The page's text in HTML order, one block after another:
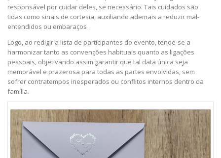
responsável por cuidar deles, se necessário. Tais cuidados são
tidas como sinais de cortesia, auxiliando ademais a reduzir mal-
entendidos ou embaraços ​.
Logo, ao redigir a lista de participantes do evento, tende-se a
harmonizar tanto as convenções habituais quanto as ligações
pessoais, objetivando assim garantir que tal data única seja
memorável e prazerosa para todas as partes envolvidas, sem
sofrer contratempos inesperados ou conflitos internos dentro da
família.